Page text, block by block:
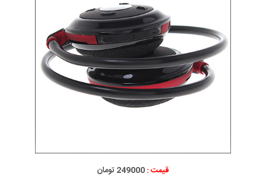
قیمت :249000 تومان